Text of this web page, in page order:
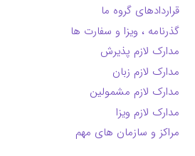
قراردادهای گروه ما
گذرنامه ، ویزا و سفارت ها
مدارک لازم پذیرش
مدارک لازم زبان
مدارک لازم مشمولین
مدارک لازم ویزا
مراکز و سازمان های مهم